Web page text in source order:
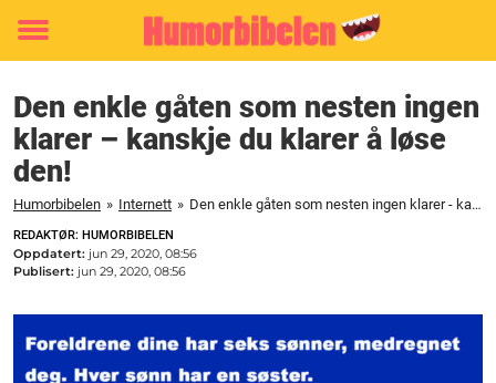
Toggle
Den enkle gåten som nesten ingen
klarer – kanskje du klarer å løse
den!
Humorbibelen » Internett » Den enkle gåten som nesten ingen klarer - kanskje du klarer å løse den!
REDAKTØR: HUMORBIBELEN
Oppdatert: jun 29, 2020, 08:56
Publisert: jun 29, 2020, 08:56